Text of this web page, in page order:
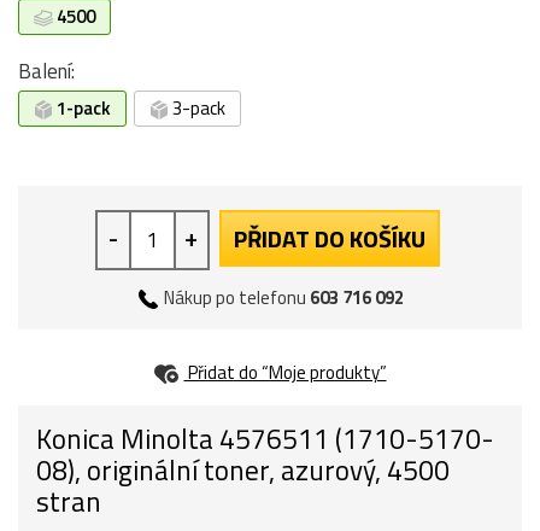
4500
Balení:
1-pack 3-pack
- + PŘIDAT DO KOŠÍKU
Nákup po telefonu 603 716 092
Přidat do “Moje produkty”
Konica Minolta 4576511 (1710-5170-
08), originální toner, azurový, 4500
stran